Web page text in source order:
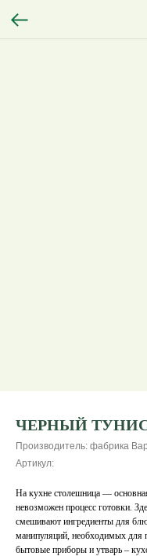
ЧЕРНЫЙ
Производитель: фабрика
Артикул:
На кухне столешница —
невозможен процесс готовки.
смешивают ингредиенты для
манипуляций, необходимых для
бытовые приборы и утварь –